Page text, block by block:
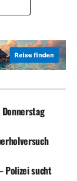
Polizei sucht